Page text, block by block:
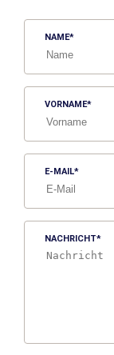
NAME
VORNAME
E-MAIL
NACHRICHT